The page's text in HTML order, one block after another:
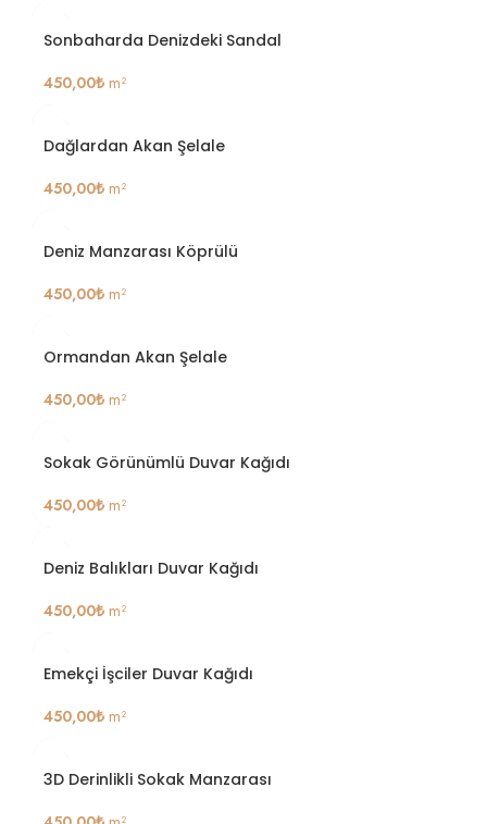
Sonbaharda Denizdeki Sandal
450,00₺ m²
Dağlardan Akan Şelale
450,00₺ m²
Deniz Manzarası Köprülü
450,00₺ m²
Ormandan Akan Şelale
450,00₺ m²
Sokak Görünümlü Duvar Kağıdı
450,00₺ m²
Deniz Balıkları Duvar Kağıdı
450,00₺ m²
Emekçi İşciler Duvar Kağıdı
450,00₺ m²
3D Derinlikli Sokak Manzarası